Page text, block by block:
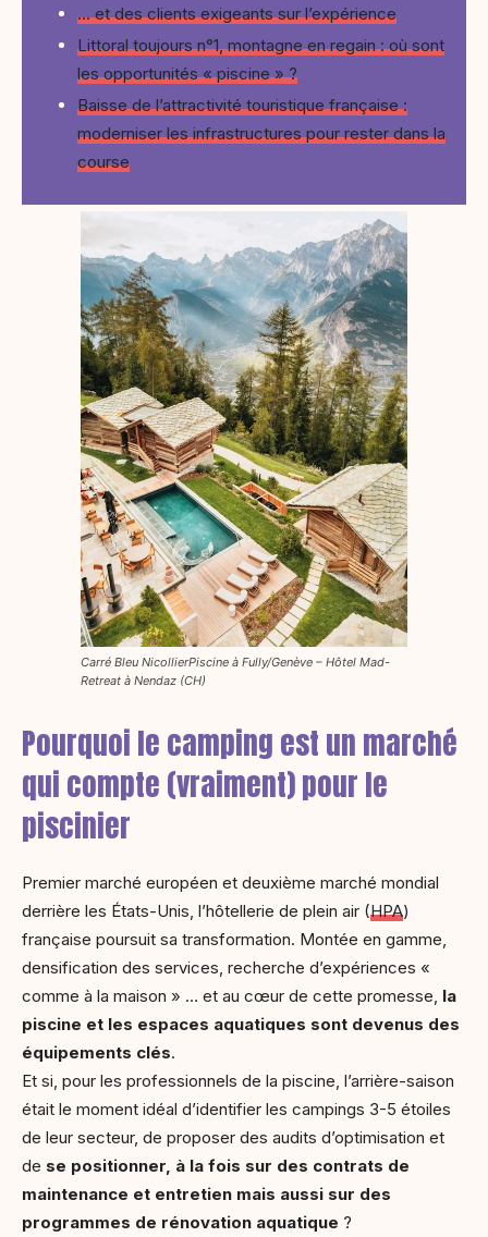
… et des clients exigeants sur l’expérience
Littoral toujours n°1, montagne en regain : où sont
les opportunités « piscine » ?
Baisse de l’attractivité touristique française :
moderniser les infrastructures pour rester dans la
course
Carré Bleu NicollierPiscine à Fully/Genève – Hôtel Mad-
Retreat à Nendaz (CH)
Pourquoi le camping est un marché
qui compte (vraiment) pour le
piscinier
Premier marché européen et deuxième marché mondial
derrière les États-Unis, l’hôtellerie de plein air (HPA)
française poursuit sa transformation. Montée en gamme,
densification des services, recherche d’expériences «
comme à la maison » … et au cœur de cette promesse, la
piscine et les espaces aquatiques sont devenus des
équipements clés.
Et si, pour les professionnels de la piscine, l’arrière-saison
était le moment idéal d’identifier les campings 3-5 étoiles
de leur secteur, de proposer des audits d’optimisation et
de se positionner, à la fois sur des contrats de
maintenance et entretien mais aussi sur des
programmes de rénovation aquatique ?